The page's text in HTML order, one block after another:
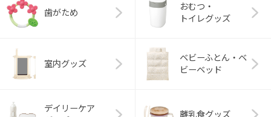
歯がため
おむつ・
トイレグッズ
室内グッズ
ベビーふとん・ベ
ビーベッド
デイリーケア
離乳食グッズ